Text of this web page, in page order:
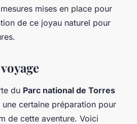
mises en place pour
de ce joyau naturel pour
du Parc national de Torres
une certaine préparation pour
de cette aventure. Voici